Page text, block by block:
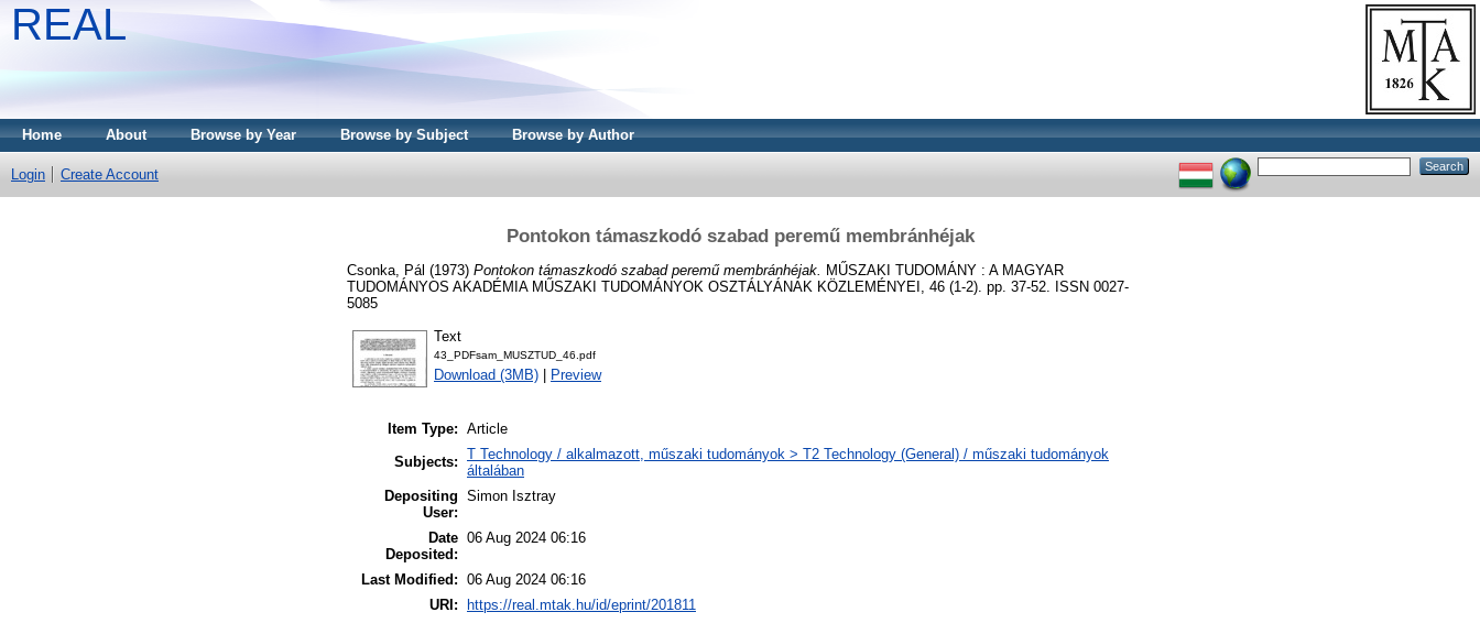
REAL
Home About Browse by Year Browse by Subject Browse by Author
Login Create Account
Pontokon támaszkodó szabad peremű membránhéjak
Csonka, Pál (1973) Pontokon támaszkodó szabad peremű membránhéjak. MŰSZAKI TUDOMÁNY : A MAGYAR
TUDOMÁNYOS AKADÉMIA MŰSZAKI TUDOMÁNYOK OSZTÁLYÁNAK KÖZLEMÉNYEI, 46 (1-2). pp. 37-52. ISSN 0027-
5085
Text
43_PDFsam_MUSZTUD_46.pdf
Download (3MB) Preview
Item Type: Article
Subjects: T Technology / alkalmazott, műszaki tudományok > T2 Technology (General) / műszaki tudományok
általában
Depositing
User:
Simon Isztray
Date
Deposited:
06 Aug 2024 06:16
Last Modified: 06 Aug 2024 06:16
URI:
https://real.mtak.hu/id/eprint/201811